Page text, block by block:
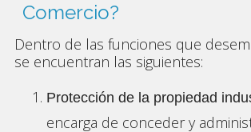
Comercio?
Dentro de las funciones que
se encuentran las siguientes:
Protección de la propiedad
encarga de conceder y